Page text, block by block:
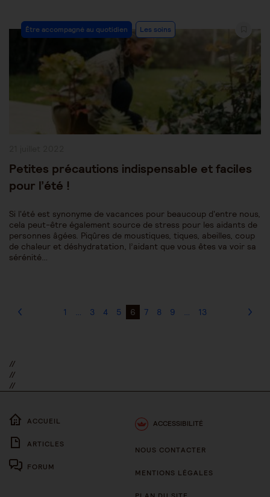
Post
Category:
Être accompagné au quotidien Les soins
Petites précautions indispensable et faciles
pour l’été !
Si l'été est synonyme de vacances pour beaucoup d'entre nous,
cela peut-être également source de stress pour les aidants de
personnes âgées. Piqûres de moustiques, tiques, abeilles, coup
de chaleur et déshydratation, l’aidant que vous êtes va voir sa
sérénité…
1 … 3 4 5 6 7 8 9 … 13
//
//
//
ACCUEIL
ARTICLES
FORUM
ACCESSIBILITÉ
NOUS CONTACTER
MENTIONS LÉGALES